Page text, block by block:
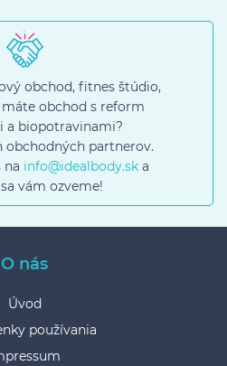
obchod, fitnes štúdio,
obchod s reform
a biopotravinami?
obchodných partnerov.
na info@idealbody.ska
vám ozveme!
O nás
Úvod
používania